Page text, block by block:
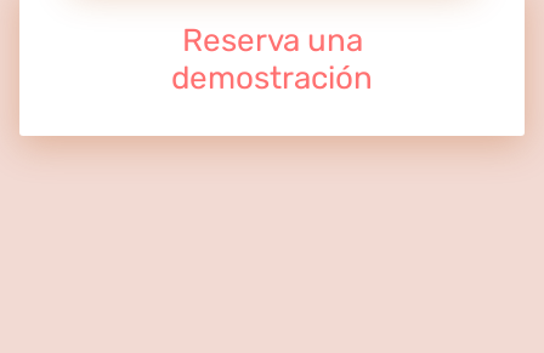
Reserva una
demostración